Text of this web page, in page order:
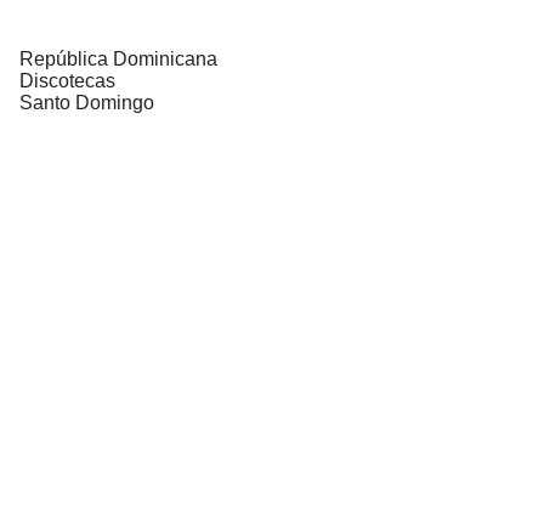
República Dominicana
Discotecas
Santo Domingo